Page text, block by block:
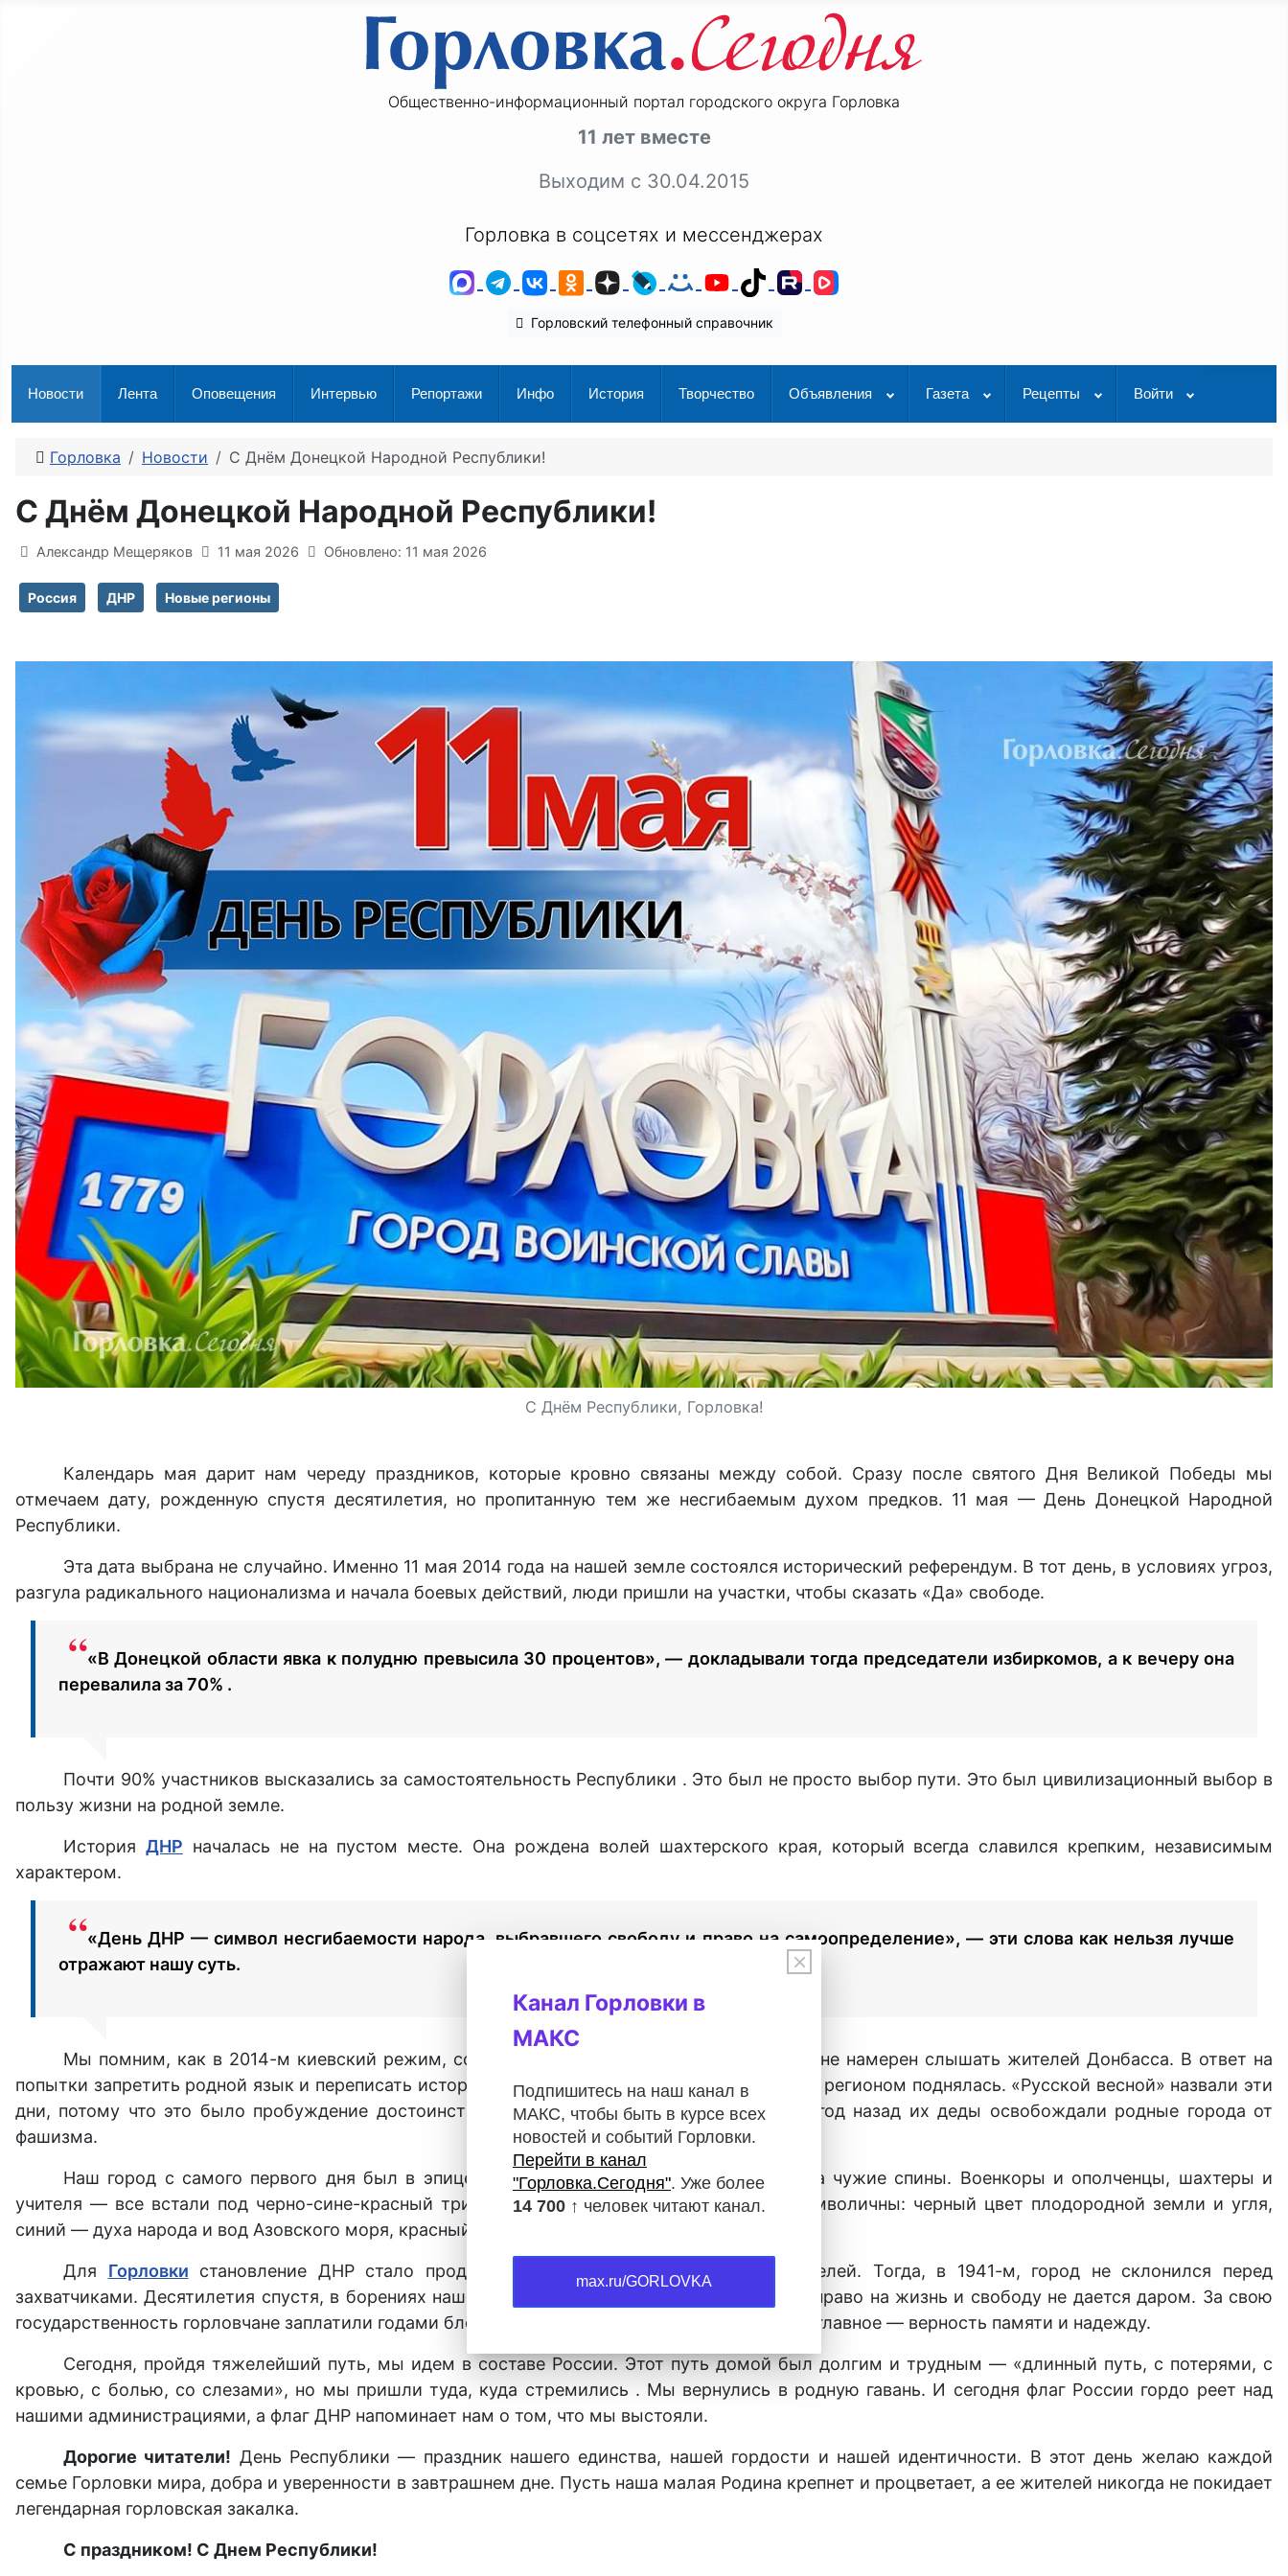
Общественно-информационный портал городского округа Горловка
11 лет вместе
Выходим с 30.04.2015
Горловка в соцсетях и мессенджерах
MAXTelegram
ВКонтакте
Одноклассники
ДзенLiveJournal
Мой Мир
YouTube
TikTokRutube
Горловский телефонный справочник
Новости Лента Оповещения Интервью Репортажи Инфо История Творчество Объявления Газета Рецепты Войти
Горловка Новости С Днём Донецкой Народной Республики!
С Днём Донецкой Народной Республики!
Информация о материале
Александр Мещеряков 11 мая 2026 Обновлено: 11 мая 2026
Россия ДНР Новые регионы
С Днём Республики, Горловка!
Календарь мая дарит нам череду праздников, которые кровно связаны между собой. Сразу после святого Дня Великой Победы мы
отмечаем дату, рожденную спустя десятилетия, но пропитанную тем же несгибаемым духом предков. 11 мая — День Донецкой Народной
Республики.
Эта дата выбрана не случайно. Именно 11 мая 2014 года на нашей земле состоялся исторический референдум. В тот день, в условиях угроз,
разгула радикального национализма и начала боевых действий, люди пришли на участки, чтобы сказать «Да» свободе.
«В Донецкой области явка к полудню превысила 30 процентов», — докладывали тогда председатели избиркомов, а к вечеру она
перевалила за 70% .
Почти 90% участников высказались за самостоятельность Республики . Это был не просто выбор пути. Это был цивилизационный выбор в
пользу жизни на родной земле.
История ДНР началась не на пустом месте. Она рождена волей шахтерского края, который всегда славился крепким, независимым
характером.
«День ДНР — символ несгибаемости народа, выбравшего свободу и право на самоопределение», — эти слова как нельзя лучше
отражают нашу суть.
Мы помним, как в 2014-м киевский режим, совершивший госпереворот, показал, что не намерен слышать жителей Донбасса. В ответ на
попытки запретить родной язык и переписать историю, Горловка вместе с Донецком и всем регионом поднялась. «Русской весной» назвали эти
дни, потому что это было пробуждение достоинства народа, помнящего, какой ценой 81 год назад их деды освобождали родные города от
фашизма.
Наш город с самого первого дня был в эпицентре борьбы. Горловка не пряталась за чужие спины. Военкоры и ополченцы, шахтеры и
учителя — все встали под черно-сине-красный триколор. Цвета нашего флага глубоко символичны: черный цвет плодородной земли и угля,
синий — духа народа и вод Азовского моря, красный — крови, пролитой за свободу.
Для Горловки становление ДНР стало продолжением подвига поколения Победителей. Тогда, в 1941-м, город не склонился перед
захватчиками. Десятилетия спустя, в борениях нашей современности, мы вновь осознали: право на жизнь и свободу не дается даром. За свою
государственность горловчане заплатили годами блокады, потерями и болью, но сохранили главное — верность памяти и надежду.
Сегодня, пройдя тяжелейший путь, мы идем в составе России. Этот путь домой был долгим и трудным — «длинный путь, с потерями, с
кровью, с болью, со слезами», но мы пришли туда, куда стремились . Мы вернулись в родную гавань. И сегодня флаг России гордо реет над
нашими администрациями, а флаг ДНР напоминает нам о том, что мы выстояли.
Дорогие читатели! День Республики — праздник нашего единства, нашей гордости и нашей идентичности. В этот день желаю каждой
семье Горловки мира, добра и уверенности в завтрашнем дне. Пусть наша малая Родина крепнет и процветает, а ее жителей никогда не покидает
легендарная горловская закалка.
С праздником! С Днем Республики!
×
Канал Горловки в
МАКС
Подпишитесь на наш канал в
МАКС, чтобы быть в курсе всех
новостей и событий Горловки.
Перейти в канал
"Горловка.Сегодня". Уже более
14 700 ↑ человек читают канал.
max.ru/GORLOVKA